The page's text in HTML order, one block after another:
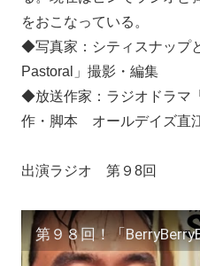
をおこなっている。
◆写真家：シティスナップ
Pastoral」撮影・編集
◆放送作家：ラジオドラマ
作・脚本 オールデイズ直
出演ラジオ 第９8回